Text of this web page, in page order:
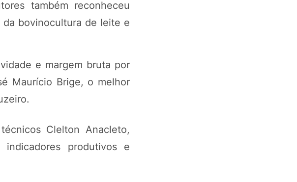
também reconheceu
da bovinocultura de leite e
e margem bruta por
Maurício Brige, o melhor
Clelton Anacleto,
produtivos e